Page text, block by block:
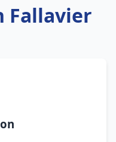
Fallavier